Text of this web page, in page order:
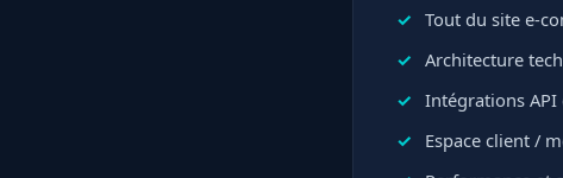
Tout du site e-
Architecture
Intégrations
Espace client /